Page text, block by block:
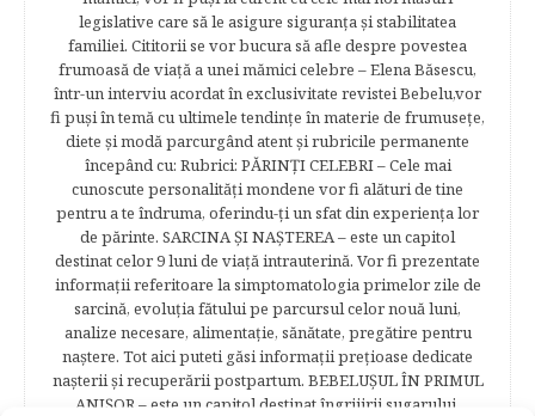
legislative care să le asigure siguranţa şi stabilitatea
familiei. Cititorii se vor bucura să afle despre povestea
frumoasă de viață a unei mămici celebre – Elena Băsescu,
într-un interviu acordat în exclusivitate revistei Bebelu,vor
fi puşi în temă cu ultimele tendinţe în materie de frumuseţe,
diete şi modă parcurgând atent şi rubricile permanente
începând cu: Rubrici: PĂRINŢI CELEBRI – Cele mai
cunoscute personalităţi mondene vor fi alături de tine
pentru a te îndruma, oferindu-ţi un sfat din experienţa lor
de părinte. SARCINA ŞI NAŞTEREA – este un capitol
destinat celor 9 luni de viaţă intrauterină. Vor fi prezentate
informaţii referitoare la simptomatologia primelor zile de
sarcină, evoluţia fătului pe parcursul celor nouă luni,
analize necesare, alimentaţie, sănătate, pregătire pentru
naştere. Tot aici puteti găsi informaţii preţioase dedicate
naşterii şi recuperării postpartum. BEBELUŞUL ÎN PRIMUL
ANIŞOR – este un capitol destinat îngrijirii sugarului.